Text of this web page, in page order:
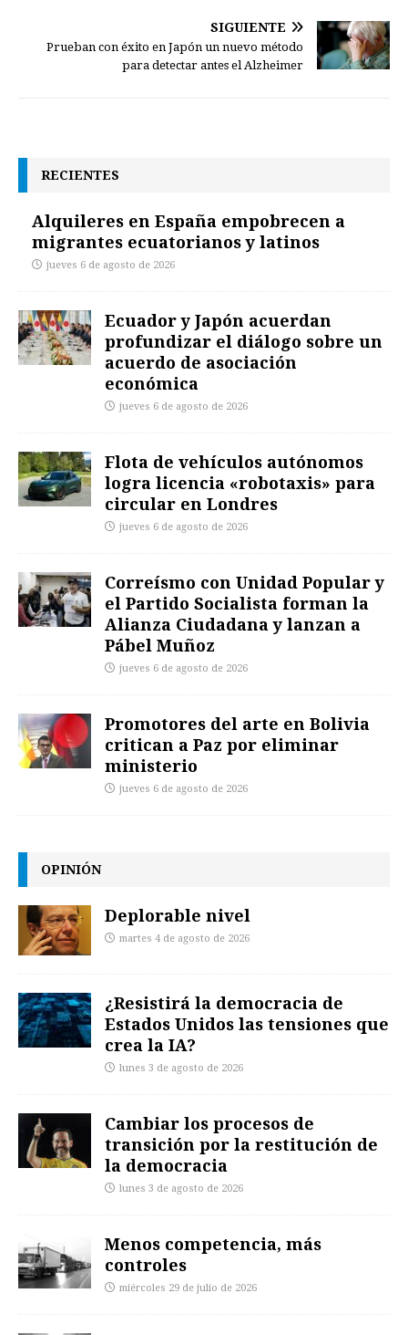
SIGUIENTE
Prueban con éxito en Japón un nuevo método
para detectar antes el Alzheimer
RECIENTES
Alquileres en España empobrecen a
migrantes ecuatorianos y latinos
jueves 6 de agosto de 2026
Ecuador y Japón acuerdan
profundizar el diálogo sobre un
acuerdo de asociación
económica
jueves 6 de agosto de 2026
Flota de vehículos autónomos
logra licencia «robotaxis» para
circular en Londres
jueves 6 de agosto de 2026
Correísmo con Unidad Popular y
el Partido Socialista forman la
Alianza Ciudadana y lanzan a
Pábel Muñoz
jueves 6 de agosto de 2026
Promotores del arte en Bolivia
critican a Paz por eliminar
ministerio
jueves 6 de agosto de 2026
OPINIÓN
Deplorable nivel
martes 4 de agosto de 2026
¿Resistirá la democracia de
Estados Unidos las tensiones que
crea la IA?
lunes 3 de agosto de 2026
Cambiar los procesos de
transición por la restitución de
la democracia
lunes 3 de agosto de 2026
Menos competencia, más
controles
miércoles 29 de julio de 2026